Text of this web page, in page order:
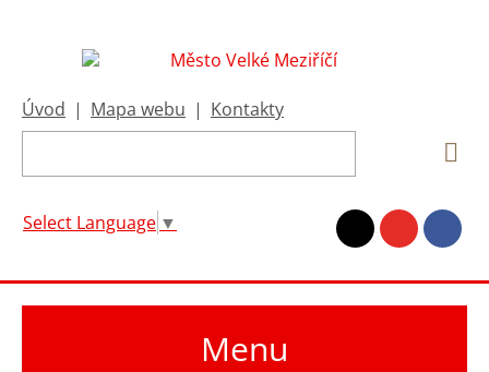
Úvod | Mapa webu | Kontakty
Select Language ▼
Menu